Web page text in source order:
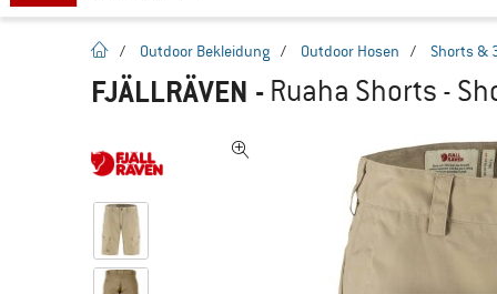
Startseite
/ Outdoor Bekleidung / Outdoor Hosen / Shorts &
FJÄLLRÄVEN - Ruaha Shorts -